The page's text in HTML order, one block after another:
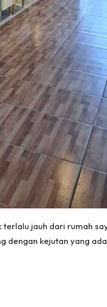
terlalu jauh dari rumah
dengan kejutan yang